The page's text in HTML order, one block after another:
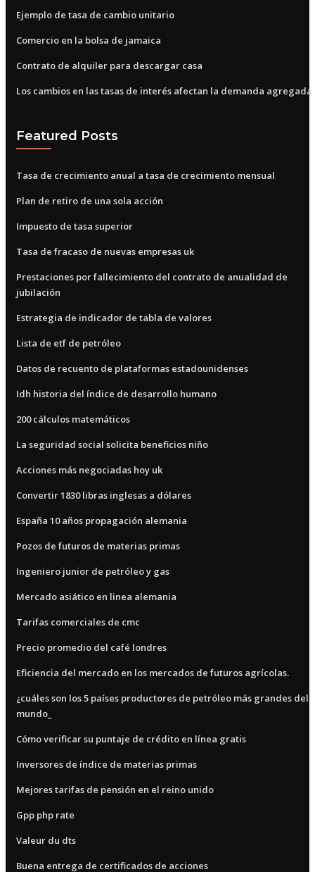
Ejemplo de tasa de cambio unitario
Comercio en la bolsa de jamaica
Contrato de alquiler para descargar casa
Los cambios en las tasas de interés afectan la demanda agregada
Featured Posts
Tasa de crecimiento anual a tasa de crecimiento mensual
Plan de retiro de una sola acción
Impuesto de tasa superior
Tasa de fracaso de nuevas empresas uk
Prestaciones por fallecimiento del contrato de anualidad de
jubilación
Estrategia de indicador de tabla de valores
Lista de etf de petróleo
Datos de recuento de plataformas estadounidenses
Idh historia del índice de desarrollo humano
200 cálculos matemáticos
La seguridad social solicita beneficios niño
Acciones más negociadas hoy uk
Convertir 1830 libras inglesas a dólares
España 10 años propagación alemania
Pozos de futuros de materias primas
Ingeniero junior de petróleo y gas
Mercado asiático en linea alemania
Tarifas comerciales de cmc
Precio promedio del café londres
Eficiencia del mercado en los mercados de futuros agrícolas.
¿cuáles son los 5 países productores de petróleo más grandes del
mundo_
Cómo verificar su puntaje de crédito en línea gratis
Inversores de índice de materias primas
Mejores tarifas de pensión en el reino unido
Gpp php rate
Valeur du dts
Buena entrega de certificados de acciones